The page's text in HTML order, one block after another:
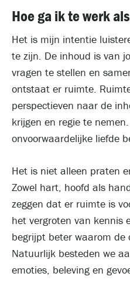
Hoe ga ik te werk
Het is mijn intentie
te zijn. De inhoud is van
vragen te stellen en
ontstaat er ruimte.
perspectieven naar de
krijgen en regie te
onvoorwaardelijke liefde
Het is niet alleen praten
Zowel hart, hoofd als
zeggen dat er ruimte is
het vergroten van kennis
begrijpt beter waarom de
Natuurlijk besteden we
emoties, beleving en